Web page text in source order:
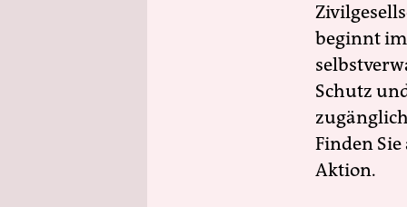
beginnt
Schutz
Finden
Aktion.